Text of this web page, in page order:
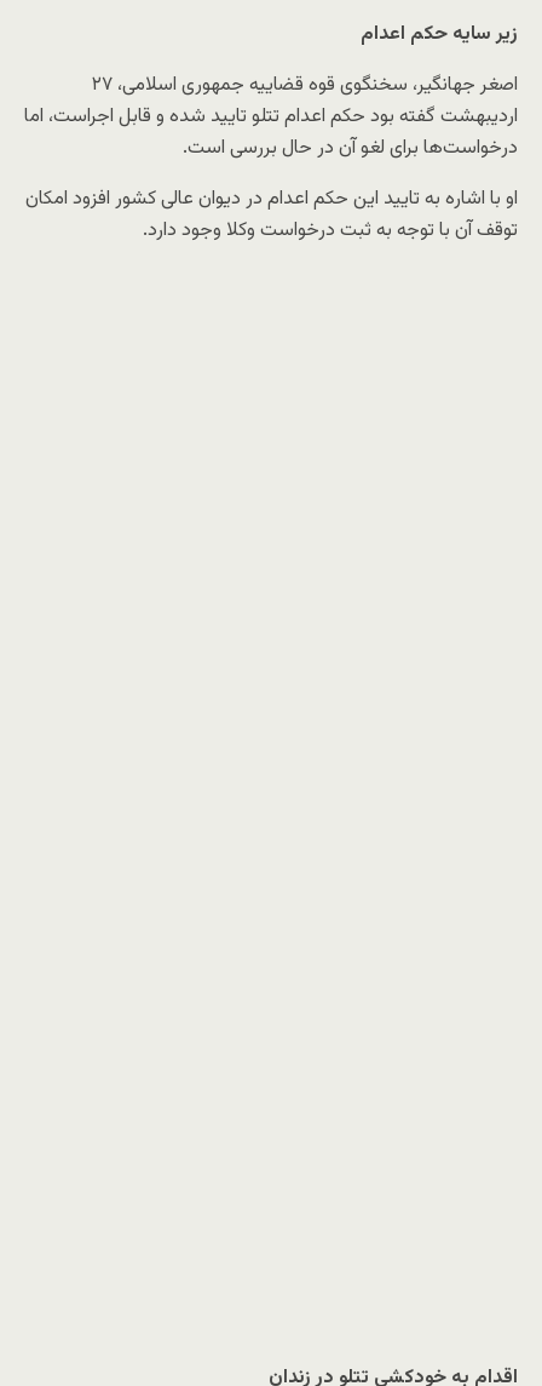
زیر سایه حکم اعدام
اصغر جهانگیر، سخنگوی قوه قضاییه جمهوری اسلامی، ۲۷
اردیبهشت گفته بود حکم اعدام تتلو تایید شده و قابل اجراست، اما
درخواست‌ها برای لغو آن در حال بررسی است.
او با اشاره به تایید این حکم اعدام در دیوان عالی کشور افزود امکان
توقف آن با توجه به ثبت درخواست وکلا وجود دارد.
اقدام به خودکشی تتلو در زندان